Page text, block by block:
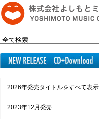
2026年発売タイトルをすべて表示
2023年12月発売